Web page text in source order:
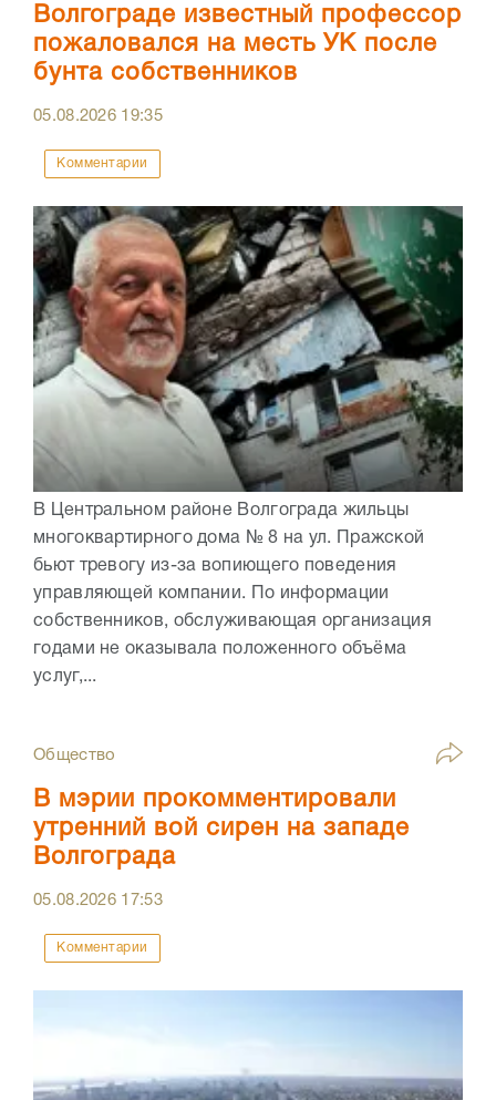
Волгограде известный профессор
пожаловался на месть УК после
бунта собственников
05.08.2026 19:35
Комментарии
В Центральном районе Волгограда жильцы
многоквартирного дома № 8 на ул. Пражской
бьют тревогу из-за вопиющего поведения
управляющей компании. По информации
собственников, обслуживающая организация
годами не оказывала положенного объёма
услуг,...
Общество
В мэрии прокомментировали
утренний вой сирен на западе
Волгограда
05.08.2026 17:53
Комментарии